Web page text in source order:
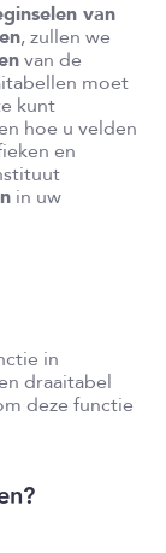
van
, zullen we
van de
moet
kunt
hoe u velden
en
in uw
in
draaitabel
deze functie